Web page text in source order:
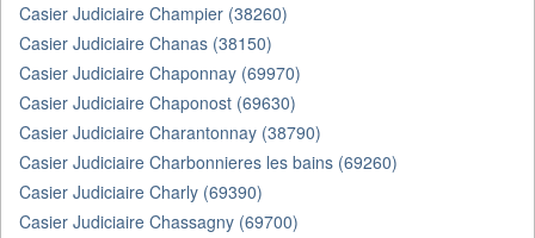
Casier Judiciaire Champier (38260)
Casier Judiciaire Chanas (38150)
Casier Judiciaire Chaponnay (69970)
Casier Judiciaire Chaponost (69630)
Casier Judiciaire Charantonnay (38790)
Casier Judiciaire Charbonnieres les bains (69260)
Casier Judiciaire Charly (69390)
Casier Judiciaire Chassagny (69700)